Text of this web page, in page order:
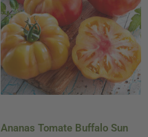
Ananas Tomate Buffalo Sun